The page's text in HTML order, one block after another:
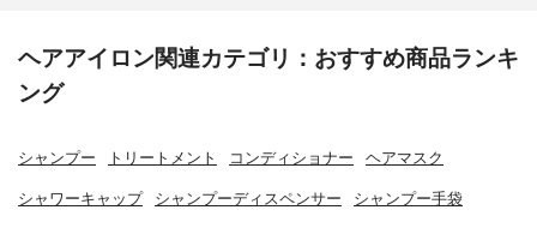
ヘアアイロン関連カテゴリ：おすすめ商品ランキ
ング
シャンプー トリートメント コンディショナー ヘアマスク
シャワーキャップ シャンプーディスペンサー シャンプー手袋